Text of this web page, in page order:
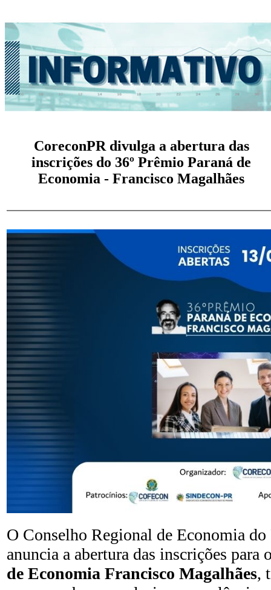
CoreconPR divulga a abertura das
inscrições do 36º Prêmio Paraná de
Economia - Francisco Magalhães
O Conselho Regional de Economia do
anuncia a abertura das inscrições para
de Economia Francisco Magalhães,